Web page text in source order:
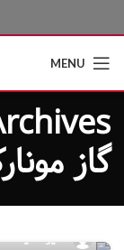
MENU
گاز
مدیر سایت